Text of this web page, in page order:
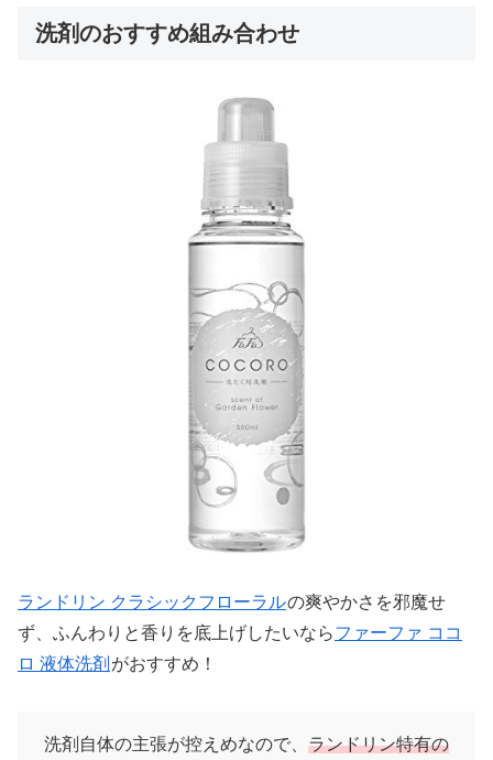
洗剤のおすすめ組み合わせ
ランドリン クラシックフローラルの爽やかさを邪魔せ
ず、ふんわりと香りを底上げしたいならファーファ ココ
ロ 液体洗剤 がおすすめ！
洗剤自体の主張が控えめなので、 ランドリン特有の